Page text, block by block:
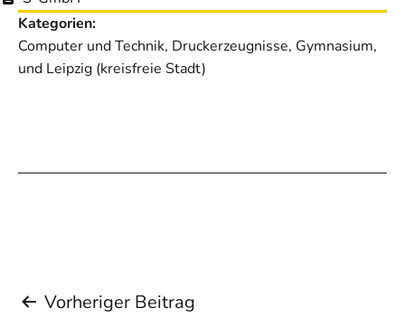
Kategorien:
Computer und Technik, Druckerzeugnisse, Gymnasium,
und Leipzig (kreisfreie Stadt)
Beitragsnavigation
Vorheriger Beitrag